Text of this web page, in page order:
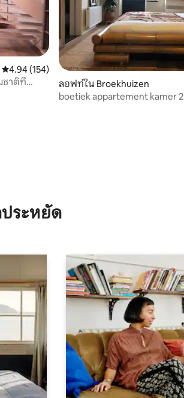
คะแนนเฉลี่ย 4.94 จาก 5, 154 รีวิว
4.94 (154)
ชาติที่
ลอฟท์ใน Broekhuizen
boetiek appartement kamer 2
ระหยัด